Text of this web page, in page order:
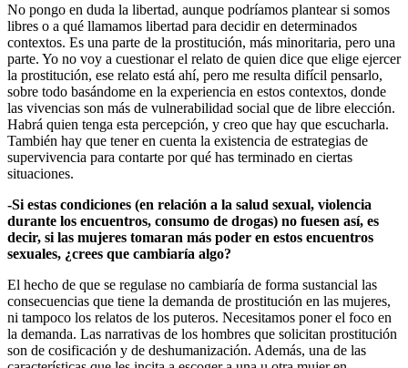
No pongo en duda la libertad, aunque podríamos plantear si somos
libres o a qué llamamos libertad para decidir en determinados
contextos. Es una parte de la prostitución, más minoritaria, pero una
parte. Yo no voy a cuestionar el relato de quien dice que elige ejercer
la prostitución, ese relato está ahí, pero me resulta difícil pensarlo,
sobre todo basándome en la experiencia en estos contextos, donde
las vivencias son más de vulnerabilidad social que de libre elección.
Habrá quien tenga esta percepción, y creo que hay que escucharla.
También hay que tener en cuenta la existencia de estrategias de
supervivencia para contarte por qué has terminado en ciertas
situaciones.
-Si estas condiciones (en relación a la salud sexual, violencia
durante los encuentros, consumo de drogas) no fuesen así, es
decir, si las mujeres tomaran más poder en estos encuentros
sexuales, ¿crees que cambiaría algo?
El hecho de que se regulase no cambiaría de forma sustancial las
consecuencias que tiene la demanda de prostitución en las mujeres,
ni tampoco los relatos de los puteros. Necesitamos poner el foco en
la demanda. Las narrativas de los hombres que solicitan prostitución
son de cosificación y de deshumanización. Además, una de las